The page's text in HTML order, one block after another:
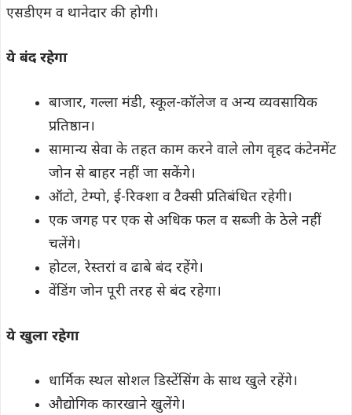
एसडीएम व थानेदार की होगी।
ये बंद रहेगा
बाजार, गल्ला मंडी, स्कूल-कॉलेज व अन्य व्यवसायिक
प्रतिष्ठान।
सामान्य सेवा के तहत काम करने वाले लोग वृहद कंटेनमेंट
जोन से बाहर नहीं जा सकेंगे।
ऑटो, टेम्पो, ई-रिक्शा व टैक्सी प्रतिबंधित रहेगी।
एक जगह पर एक से अधिक फल व सब्जी के ठेले नहीं
चलेंगे।
होटल, रेस्तरां व ढाबे बंद रहेंगे।
वेंडिंग जोन पूरी तरह से बंद रहेगा।
ये खुला रहेगा
धार्मिक स्थल सोशल डिस्टेंसिंग के साथ खुले रहेंगे।
औद्योगिक कारखाने खुलेंगे।